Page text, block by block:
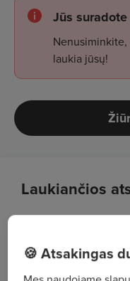
Jūs
laukia jūsų!
Laukiančios
aptarnaujančių
Teiksi
🍪 Atsakingas